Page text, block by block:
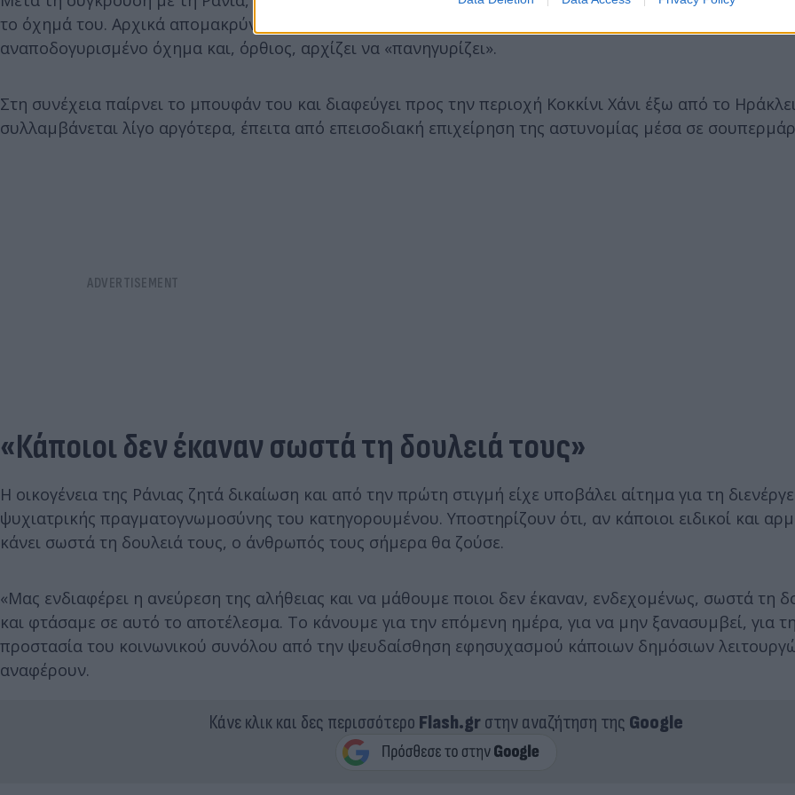
το όχημά του. Αρχικά απομακρύνεται λίγα μέτρα από το σημείο, ωστόσο επιστρέφει, ανεβαίνει πάνω
αναποδογυρισμένο όχημα και, όρθιος, αρχίζει να «πανηγυρίζει».
Στη συνέχεια παίρνει το μπουφάν του και διαφεύγει προς την περιοχή Κοκκίνι Χάνι έξω από το
συλλαμβάνεται λίγο αργότερα, έπειτα από επεισοδιακή επιχείρηση της αστυνομίας μέσα σε
«Κάποιοι δεν έκαναν σωστά τη δουλειά τους»
Η οικογένεια της Ράνιας ζητά δικαίωση και από την πρώτη στιγμή είχε υποβάλει αίτημα για τη
ψυχιατρικής πραγματογνωμοσύνης του κατηγορουμένου. Υποστηρίζουν ότι, αν κάποιοι ειδικοί και
κάνει σωστά τη δουλειά τους, ο άνθρωπός τους σήμερα θα ζούσε.
«Μας ενδιαφέρει η ανεύρεση της αλήθειας και να μάθουμε ποιοι δεν έκαναν, ενδεχομένως, σωστά τη
και φτάσαμε σε αυτό το αποτέλεσμα. Το κάνουμε για την επόμενη ημέρα, για να μην ξανασυμβεί, για
προστασία του κοινωνικού συνόλου από την ψευδαίσθηση εφησυχασμού κάποιων δημόσιων
αναφέρουν.
Κάνε κλικ και δες περισσότερο Flash.grστην αναζήτηση της Google